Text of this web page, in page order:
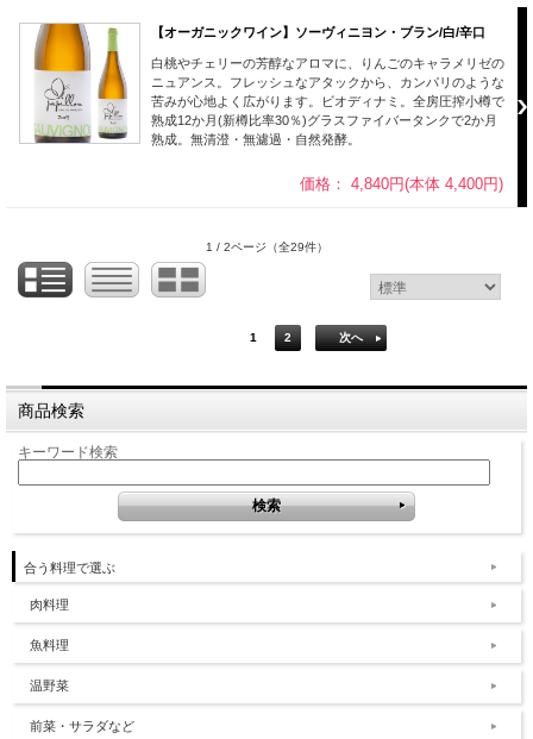
【オーガニックワイン】ソーヴィニヨン・ブラン/白/辛口
白桃やチェリーの芳醇なアロマに、りんごのキャラメリゼの
ニュアンス。フレッシュなアタックから、カンパリのような
苦みが心地よく広がります。ビオディナミ。全房圧搾小樽で
熟成12か月(新樽比率30％)グラスファイバータンクで2か月
熟成。無清澄・無濾過・自然発酵。
価格： 4,840円(本体 4,400円)
1 / 2ページ （全29件）
1 2 次へ
商品検索
キーワード検索
合う料理で選ぶ
肉料理
魚料理
温野菜
前菜・サラダなど